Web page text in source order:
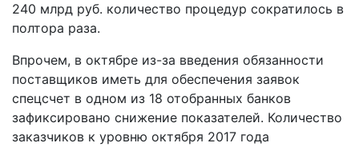
240 млрд руб. количество процедур сократилось в
полтора раза.
Впрочем, в октябре из-за введения обязанности
поставщиков иметь для обеспечения заявок
спецсчет в одном из 18 отобранных банков
зафиксировано снижение показателей. Количество
заказчиков к уровню октября 2017 года